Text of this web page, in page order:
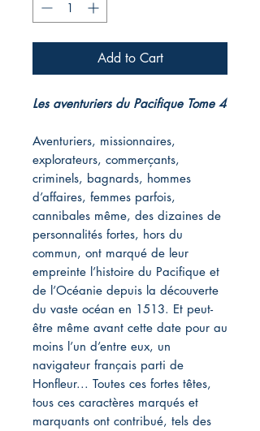
Add to Cart
Les aventuriers du Pacifique Tome 4
Aventuriers, missionnaires,
explorateurs, commerçants,
criminels, bagnards, hommes
d’affaires, femmes parfois,
cannibales même, des dizaines de
personnalités fortes, hors du
commun, ont marqué de leur
empreinte l’histoire du Pacifique et
de l’Océanie depuis la découverte
du vaste océan en 1513. Et peut-
être même avant cette date pour au
moins l’un d’entre eux, un
navigateur français parti de
Honfleur... Toutes ces fortes têtes,
tous ces caractères marqués et
marquants ont contribué, tels des